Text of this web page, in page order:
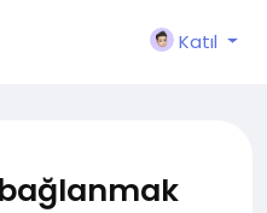
Katıl
bağlanmak